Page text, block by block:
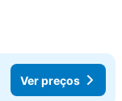
Ver preços